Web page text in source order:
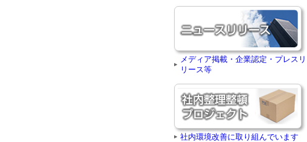
メディア掲載・企業認定・プレスリ
リース等
社内環境改善に取り組んでいます